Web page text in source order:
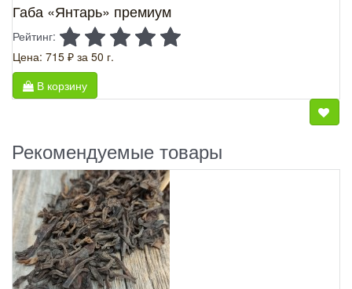
Габа «Янтарь» премиум
Рейтинг:
Цена: 715 ₽ за 50 г.
В корзину
Рекомендуемые товары